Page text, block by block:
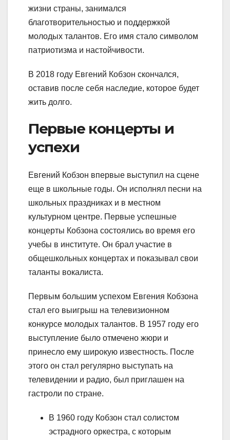
жизни страны, занимался
благотворительностью и поддержкой
молодых талантов. Его имя стало символом
патриотизма и настойчивости.
В 2018 году Евгений Кобзон скончался,
оставив после себя наследие, которое будет
жить долго.
Первые концерты и
успехи
Евгений Кобзон впервые выступил на сцене
еще в школьные годы. Он исполнял песни на
школьных праздниках и в местном
культурном центре. Первые успешные
концерты Кобзона состоялись во время его
учебы в институте. Он брал участие в
общешкольных концертах и показывал свои
таланты вокалиста.
Первым большим успехом Евгения Кобзона
стал его выигрыш на телевизионном
конкурсе молодых талантов. В 1957 году его
выступление было отмечено жюри и
принесло ему широкую известность. После
этого он стал регулярно выступать на
телевидении и радио, был приглашен на
гастроли по стране.
В 1960 году Кобзон стал солистом
эстрадного оркестра, с которым